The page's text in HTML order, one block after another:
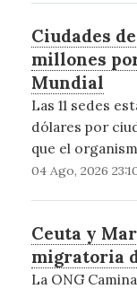
Ciudades
millones
Mundial
Las 11 sedes
dólares por
que el
04 Ago, 2026
Ceuta y
migratoria
La ONG